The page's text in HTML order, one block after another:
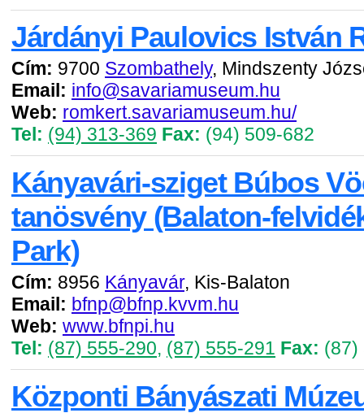
Járdányi Paulovics István
Cím: 9700 Szombathely, Mindszenty
Email: info@savariamuseum.hu
Web: romkert.savariamuseum.hu/
Tel: (94) 313-369 Fax: (94) 509-682
Kányavári-sziget Búbos
tanösvény (Balaton-
Park)
Cím: 8956 Kányavár, Kis-Balaton
Email: bfnp@bfnp.kvvm.hu
Web: www.bfnpi.hu
Tel: (87) 555-290, (87) 555-291 Fax: (87)
Központi Bányászati